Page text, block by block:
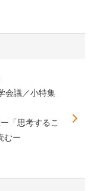
会議／小特集
「思考するこ
むー